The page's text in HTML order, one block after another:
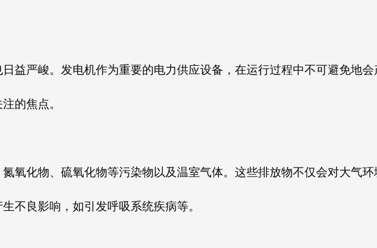
益严峻。发电机作为重要的电力供应设备，在运行过程中不可避免地
的焦点。
氧化物、硫氧化物等污染物以及温室气体。这些排放物不仅会对大气
不良影响，如引发呼吸系统疾病等。